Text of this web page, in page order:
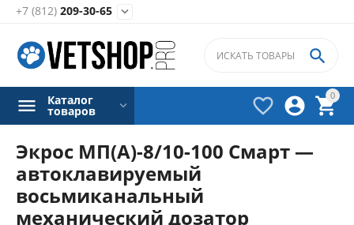
+7 (812) 209-30-65 
0




Каталог
товаров
Экрос МП(А)-8/10-100 Смарт —
автоклавируемый
восьмиканальный
механический дозатор